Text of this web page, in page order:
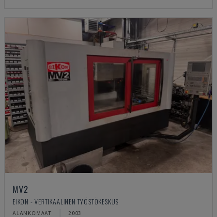
MV2
EIKON - VERTIKAALINEN TYÖSTÖKESKUS
ALANKOMAAT 2003